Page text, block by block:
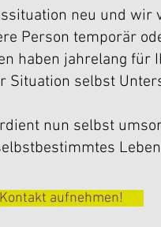
neu und wir
Person temporär
haben jahrelang für
selbst
nun selbst
aufnehmen!